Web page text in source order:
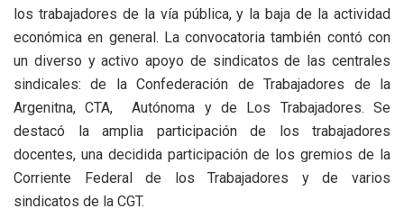
los trabajadores de la vía pública, y la baja de la actividad
económica en general. La convocatoria también contó con
un diverso y activo apoyo de sindicatos de las centrales
sindicales: de la Confederación de Trabajadores de la
Argenitna, CTA, Autónoma y de Los Trabajadores. Se
destacó la amplia participación de los trabajadores
docentes, una decidida participación de los gremios de la
Corriente Federal de los Trabajadores y de varios
sindicatos de la CGT.